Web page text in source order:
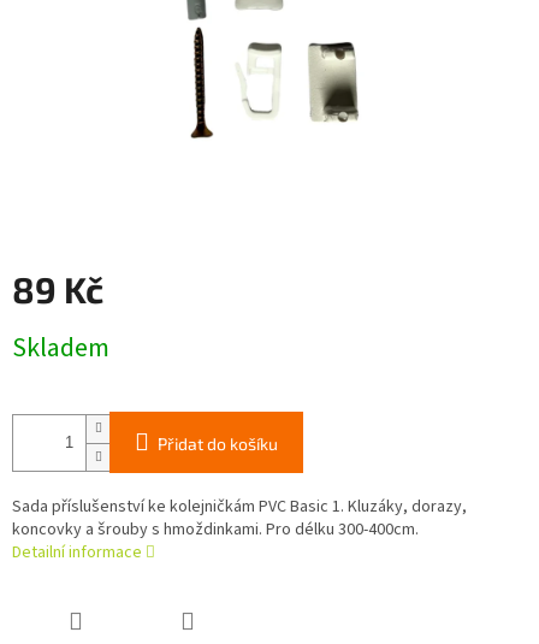
89 Kč
cena:
Skladem
Přidat do košíku
Sada příslušenství ke kolejničkám PVC Basic 1. Kluzáky, dorazy,
koncovky a šrouby s hmoždinkami. Pro délku 300-400cm.
Detailní informace